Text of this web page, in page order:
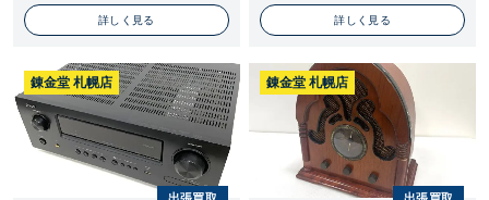
詳しく見る 詳しく見る
錬金堂 札幌店 錬金堂 札幌店